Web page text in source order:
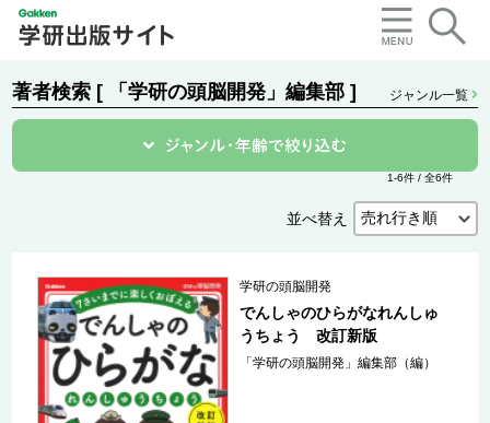
著者検索 [ 「学研の頭脳開発」編集部 ] ジャンル一覧
1-6件 / 全6件
並べ替え
学研の頭脳開発
でんしゃのひらがなれんしゅ
うちょう 改訂新版
「学研の頭脳開発」編集部（編）